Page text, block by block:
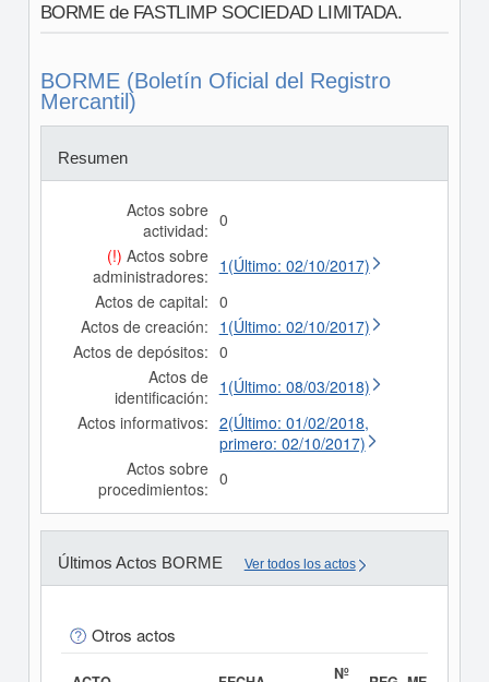
BORME de FASTLIMP SOCIEDAD LIMITADA.
BORME (Boletín Oficial del Registro
Mercantil)
Resumen
Actos sobre
actividad: 0
(!) Actos sobre
administradores: 1(Último: 02/10/2017)
Actos de capital: 0
Actos de creación: 1(Último: 02/10/2017)
Actos de depósitos: 0
Actos de
identificación: 1(Último: 08/03/2018)
Actos informativos: 2(Último: 01/02/2018,
primero: 02/10/2017)
Actos sobre
procedimientos: 0
Últimos Actos BORME Ver todos los actos
Otros actos
Nº